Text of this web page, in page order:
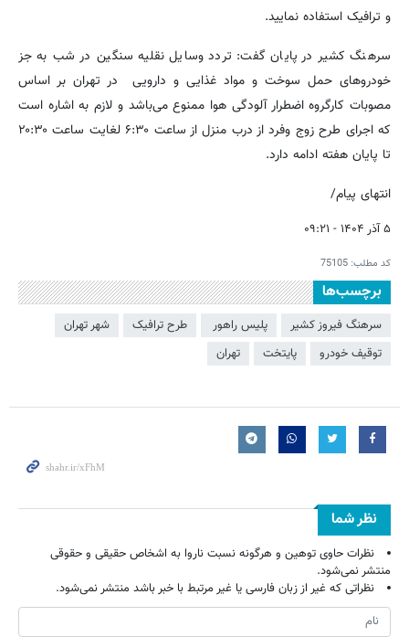
و ترافیک استفاده نمایید.
سرهنگ کشیر در پایان گفت: تردد وسایل نقلیه سنگین در شب به جز
خودروهای حمل سوخت و مواد غذایی و دارویی در تهران بر اساس
مصوبات کارگروه اضطرار آلودگی هوا ممنوع می‌باشد و لازم به اشاره است
که اجرای طرح زوج وفرد از درب منزل از ساعت ۶:۳۰ لغایت ساعت ۲۰:۳۰
تا پایان هفته ادامه دارد.
انتهای پیام/
۵ آذر ۱۴۰۴ - ۰۹:۲۱
کد مطلب: 75105
برچسب‌ها
سرهنگ فیروز کشیر پلیس راهور ‏ طرح ترافیک
شهر تهران
توقیف خودرو
پایتخت تهران
نظر شما
نظرات حاوی توهین و هرگونه نسبت ناروا به اشخاص حقیقی و حقوقی
منتشر نمی‌شود.
نظراتی که غیر از زبان فارسی یا غیر مرتبط با خبر باشد منتشر نمی‌شود.